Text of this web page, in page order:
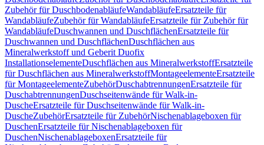
Zubehör für DuschbodenabläufeWandabläufeErsatzteile für
WandabläufeZubehör für WandabläufeErsatzteile für Zubehör für
WandabläufeDuschwannen und DuschflächenErsatzteile für
Duschwannen und DuschflächenDuschflächen aus
Mineralwerkstoff und Geberit Duofix
InstallationselementeDuschflächen aus MineralwerkstoffErsatzteile
für Duschflächen aus MineralwerkstoffMontageelementeErsatzteile
für MontageelementeZubehörDuschabtrennungenErsatzteile für
DuschabtrennungenDuschseitenwände für Walk-in-
DuscheErsatzteile für Duschseitenwände für Walk-in-
DuscheZubehörErsatzteile für ZubehörNischenablageboxen für
DuschenErsatzteile für Nischenablageboxen für
DuschenNischenablageboxenErsatzteile für